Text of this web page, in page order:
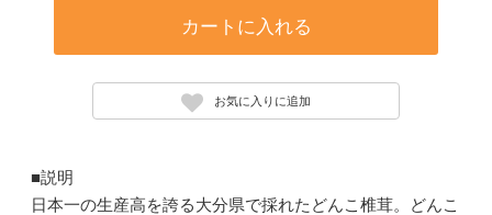
カートに入れる
お気に入りに追加
■説明
日本一の生産高を誇る大分県で採れたどんこ椎茸。どんこ